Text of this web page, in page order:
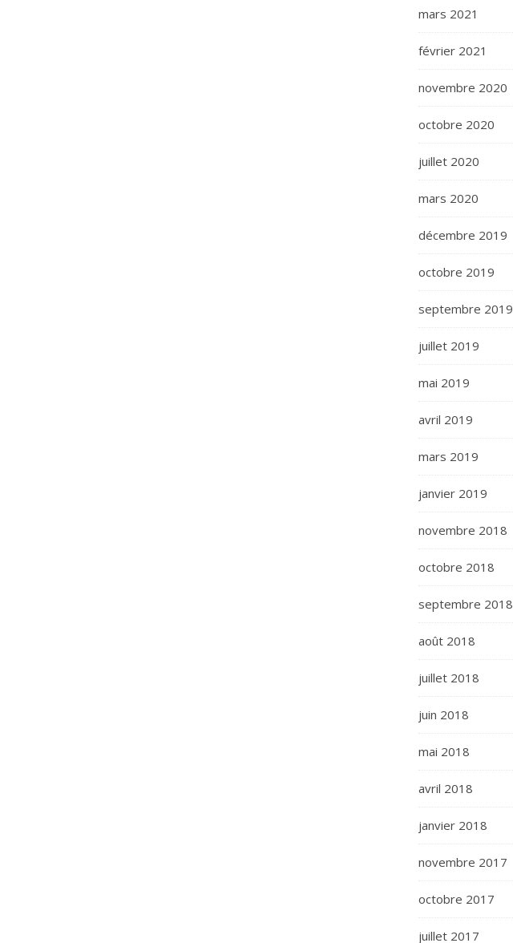
mars 2021
février 2021
novembre 2020
octobre 2020
juillet 2020
mars 2020
décembre 2019
octobre 2019
septembre 2019
juillet 2019
mai 2019
avril 2019
mars 2019
janvier 2019
novembre 2018
octobre 2018
septembre 2018
août 2018
juillet 2018
juin 2018
mai 2018
avril 2018
janvier 2018
novembre 2017
octobre 2017
juillet 2017